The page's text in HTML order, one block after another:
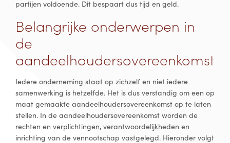
partijen voldoende. Dit bespaart dus tijd en geld.
Belangrijke onderwerpen in
de
aandeelhoudersovereenkomst
Iedere onderneming staat op zichzelf en niet iedere
samenwerking is hetzelfde. Het is dus verstandig om een op
maat gemaakte aandeelhoudersovereenkomst op te laten
stellen. In de aandeelhoudersovereenkomst worden de
rechten en verplichtingen, verantwoordelijkheden en
inrichting van de vennootschap vastgelegd. Hieronder volgt